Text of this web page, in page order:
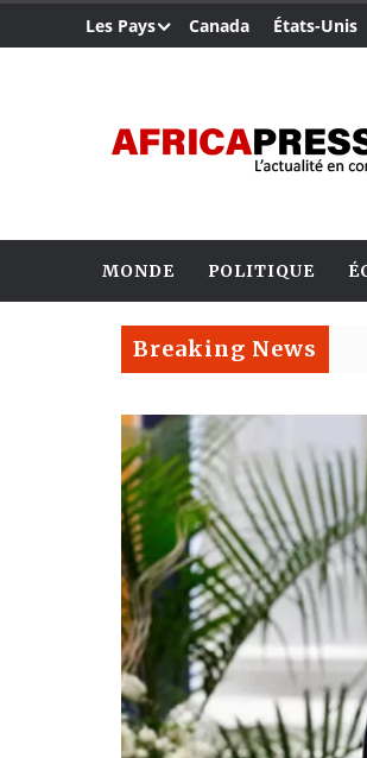
Les Pays Canada États-Unis
MONDE POLITIQUE
Breaking News